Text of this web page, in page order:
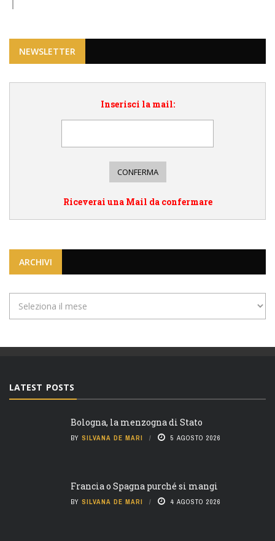
NEWSLETTER
Inserisci la mail:
Riceverai una Mail da confermare
ARCHIVI
LATEST POSTS
Bologna, la menzogna di Stato
BY SILVANA DE MARI 5 AGOSTO 2026
Francia o Spagna purché si mangi
BY SILVANA DE MARI 4 AGOSTO 2026